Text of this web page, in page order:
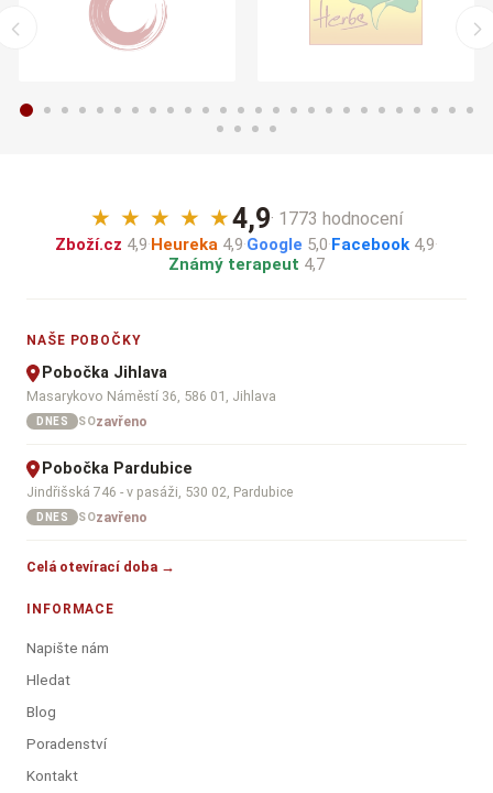
★ ★ ★ ★ ★4,9· 1773 hodnocení
Zboží.cz 4,9·Heureka 4,9·Google 5,0·Facebook 4,9·
Známý terapeut 4,7
NAŠE POBOČKY
Pobočka Jihlava
Masarykovo Náměstí 36, 586 01, Jihlava
DNES SOzavřeno
Pobočka Pardubice
Jindřišská 746 - v pasáži, 530 02, Pardubice
DNES SOzavřeno
Celá otevírací doba →
INFORMACE
Napište nám
Hledat
Blog
Poradenství
Kontakt